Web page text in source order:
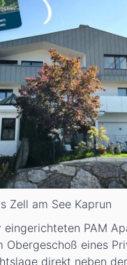
Zell am See Kaprun
eingerichteten PAM
Obergeschoß eines
direkt neben